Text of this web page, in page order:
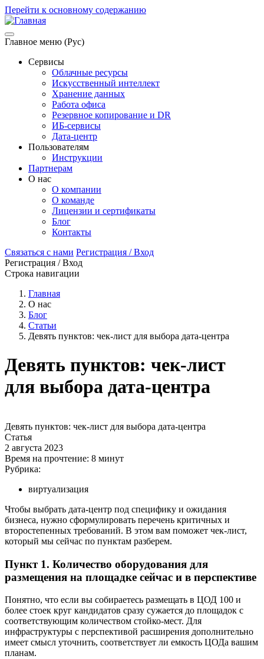
Перейти к основному содержанию
Главное меню (Рус)
Сервисы
Облачные ресурсы
Искусственный интеллект
Хранение данных
Работа офиса
Резервное копирование и DR
ИБ-сервисы
Дата-центр
Пользователям
Инструкции
Партнерам
О нас
О компании
О команде
Лицензии и сертификаты
Блог
Контакты
Связаться с нами Регистрация / Вход
Регистрация / Вход
Строка навигации
Главная
О нас
Блог
Статьи
Девять пунктов: чек-лист для выбора дата-центра
Девять пунктов: чек-лист
для выбора дата-центра
Девять пунктов: чек-лист для выбора дата-центра
Статья
2 августа 2023
Время на прочтение: 8 минут
Рубрика:
виртуализация
Чтобы выбрать дата-центр под специфику и ожидания
бизнеса, нужно сформулировать перечень критичных и
второстепенных требований. В этом вам поможет чек-лист,
который мы сейчас по пунктам разберем.
Пункт 1. Количество оборудования для
размещения на площадке сейчас и в перспективе
Понятно, что если вы собираетесь размещать в ЦОД 100 и
более стоек круг кандидатов сразу сужается до площадок с
соответствующим количеством стойко-мест. Для
инфраструктуры с перспективой расширения дополнительно
имеет смысл уточнить, соответствует ли емкость ЦОДа вашим
планам.